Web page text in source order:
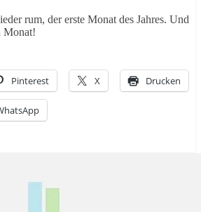
rum, der erste Monat des Jahres. Und
Monat!
Pinterest X Drucken